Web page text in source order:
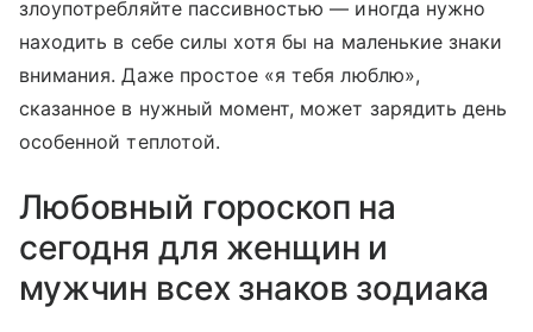
злоупотребляйте пассивностью — иногда нужно
находить в себе силы хотя бы на маленькие знаки
внимания. Даже простое «я тебя люблю»,
сказанное в нужный момент, может зарядить день
особенной теплотой.
Любовный гороскоп на
сегодня для женщин и
мужчин всех знаков зодиака